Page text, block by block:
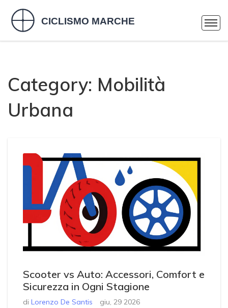
Category: Mobilità
Urbana
Scooter vs Auto: Accessori, Comfort e
Sicurezza in Ogni Stagione
di Lorenzo De Santis giu, 29 2026